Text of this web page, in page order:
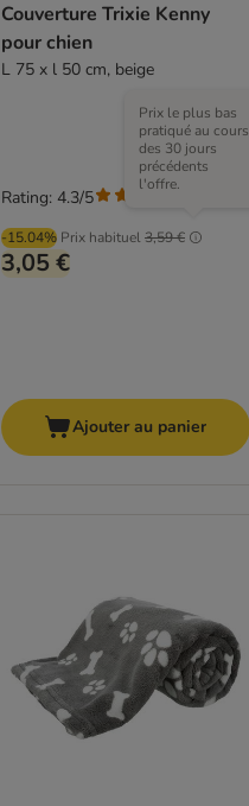
Couverture Trixie Kenny
pour chien
L 75 x l 50 cm, beige
-15.04% Prix habituel3,59 €
Prix le plus bas
pratiqué au cours
des 30 jours
précédents
l'offre.
3,05 €
Rating: 4.3/5
Ajouter au panier